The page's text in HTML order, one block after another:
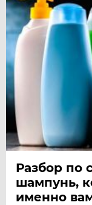
Разбор по
шампунь,
именно